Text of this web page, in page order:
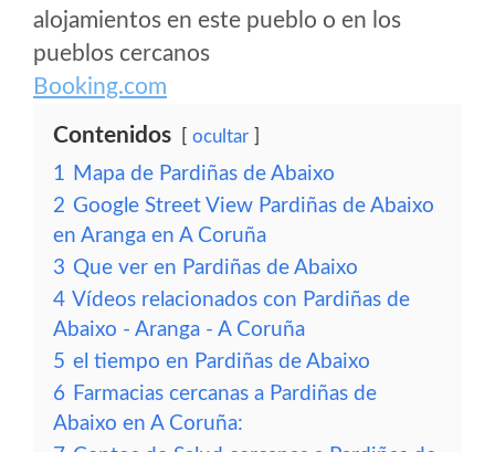
alojamientos en este pueblo o en los
pueblos cercanos
Booking.com
Contenidos ocultar
1 Mapa de Pardiñas de Abaixo
2 Google Street View Pardiñas de Abaixo
en Aranga en A Coruña
3 Que ver en Pardiñas de Abaixo
4 Vídeos relacionados con Pardiñas de
Abaixo - Aranga - A Coruña
5 el tiempo en Pardiñas de Abaixo
6 Farmacias cercanas a Pardiñas de
Abaixo en A Coruña: